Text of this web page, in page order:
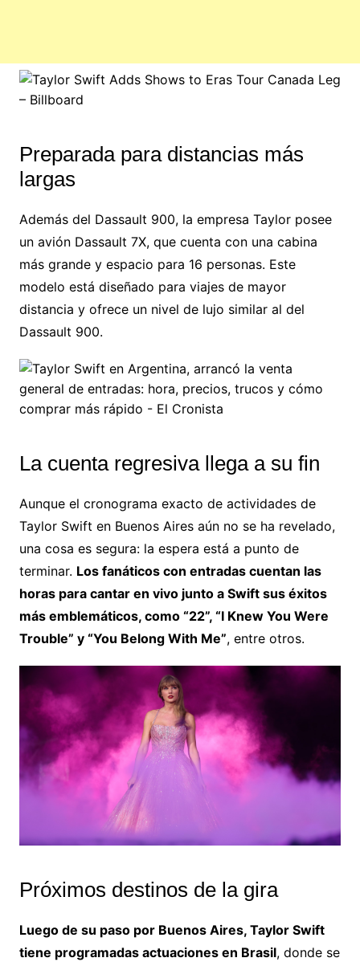
Preparada para distancias más
largas
Además del Dassault 900, la empresa Taylor posee
un avión Dassault 7X, que cuenta con una cabina
más grande y espacio para 16 personas. Este
modelo está diseñado para viajes de mayor
distancia y ofrece un nivel de lujo similar al del
Dassault 900.
La cuenta regresiva llega a su fin
Aunque el cronograma exacto de actividades de
Taylor Swift en Buenos Aires aún no se ha revelado,
una cosa es segura: la espera está a punto de
terminar. Los fanáticos con entradas cuentan las
horas para cantar en vivo junto a Swift sus éxitos
más emblemáticos, como “22”, “I Knew You Were
Trouble” y “You Belong With Me”, entre otros.
Próximos destinos de la gira
Luego de su paso por Buenos Aires, Taylor Swift
tiene programadas actuaciones en Brasil, donde se